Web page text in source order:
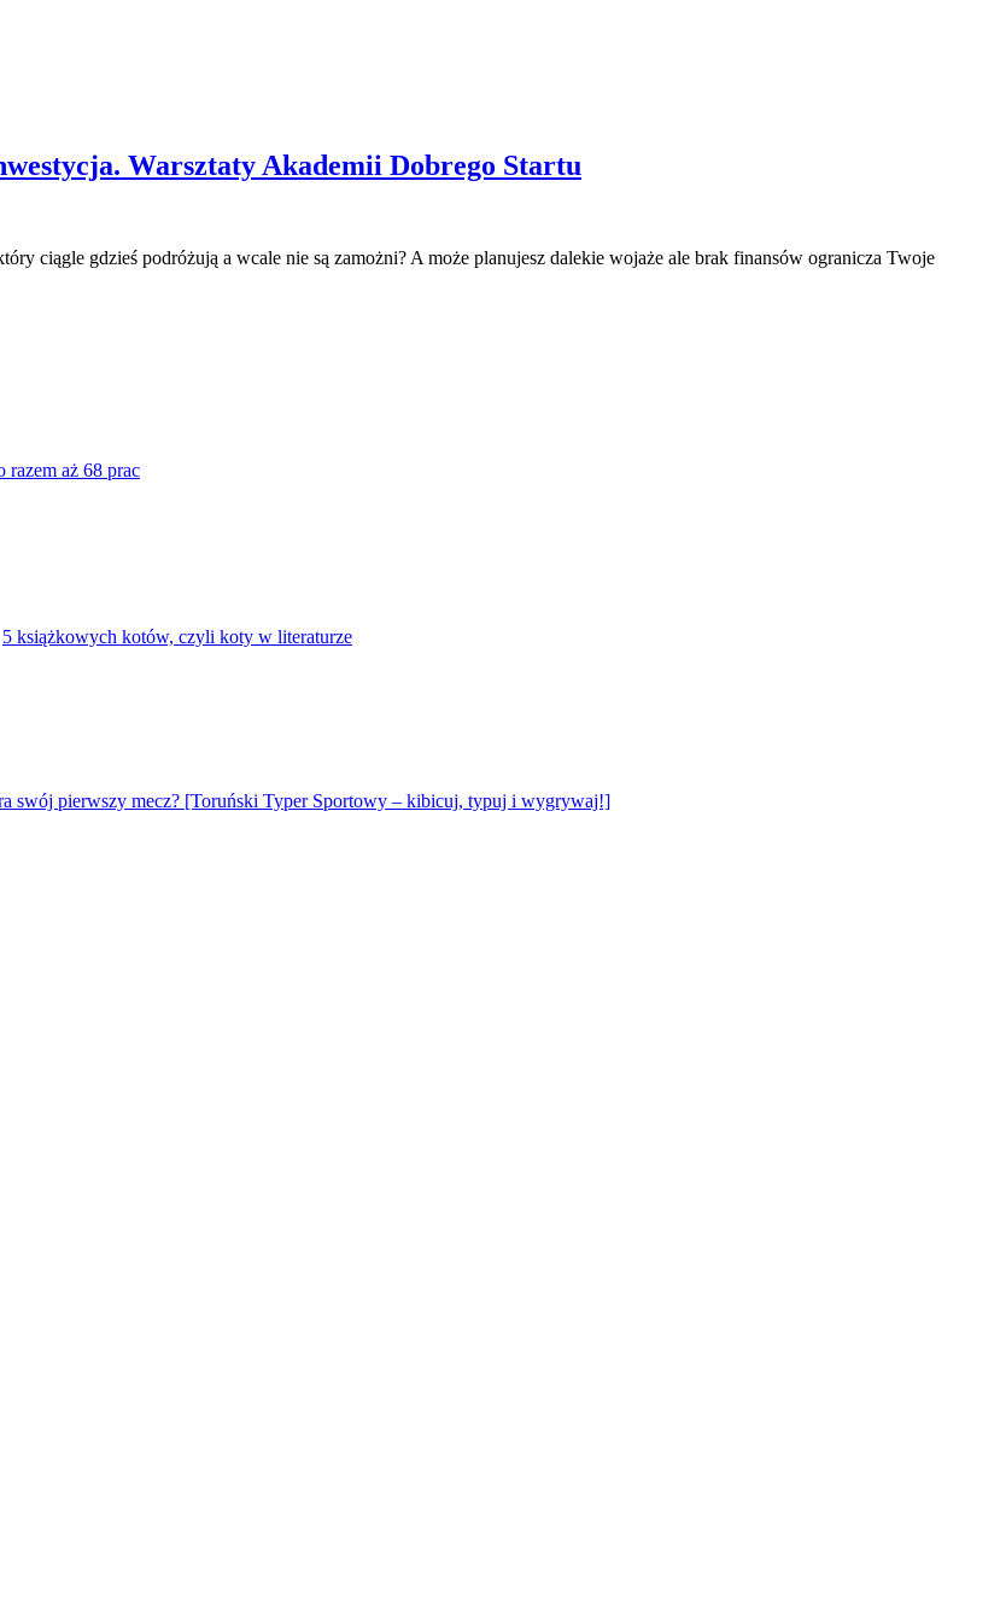
Warsztaty Akademii Dobrego Startu
ciągle gdzieś podróżują a wcale nie są zamożni? A może planujesz dalekie wojaże ale brak finansów ogranicza Twoje
razem aż 68 prac
5 książkowych kotów, czyli koty w literaturze
swój pierwszy mecz? [Toruński Typer Sportowy – kibicuj, typuj i wygrywaj!]